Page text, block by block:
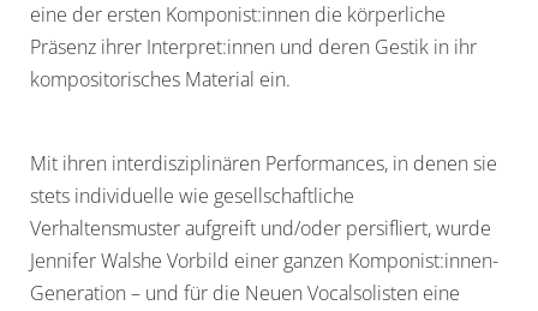
eine der ersten Komponist:innen die körperliche
Präsenz ihrer Interpret:innen und deren Gestik in ihr
kompositorisches Material ein.
Mit ihren interdisziplinären Performances, in denen sie
stets individuelle wie gesellschaftliche
Verhaltensmuster aufgreift und/oder persifliert, wurde
Jennifer Walshe Vorbild einer ganzen Komponist:innen-
Generation – und für die Neuen Vocalsolisten eine